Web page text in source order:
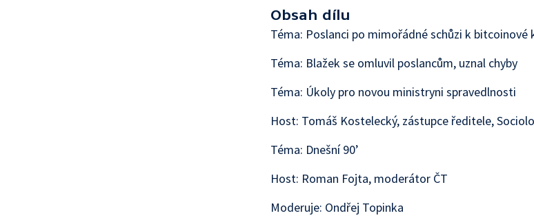
Obsah dílu
Téma: Poslanci po mimořádné schůzi k bitcoinové
Téma: Blažek se omluvil poslancům, uznal chyby
Téma: Úkoly pro novou ministryni spravedlnosti
Host: Tomáš Kostelecký, zástupce ředitele,
Téma: Dnešní 90’
Host: Roman Fojta, moderátor ČT
Moderuje: Ondřej Topinka